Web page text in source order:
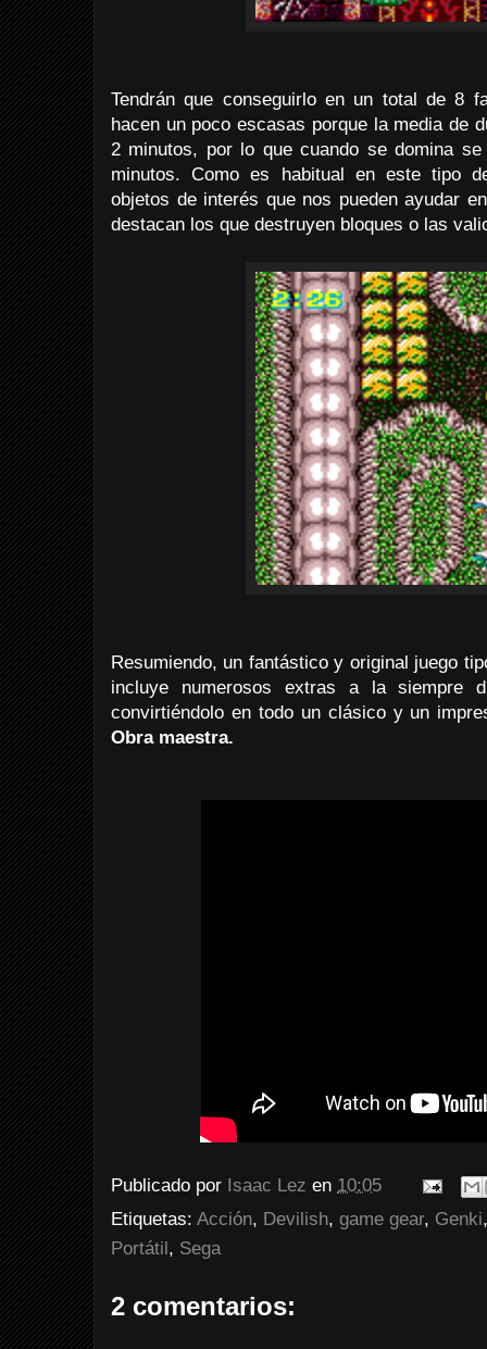
Tendrán que conseguirlo en un total de 8
hacen un poco escasas porque la media de
2 minutos, por lo que cuando se domina
minutos. Como es habitual en este tipo
objetos de interés que nos pueden ayudar
destacan los que destruyen bloques o las
Resumiendo, un fantástico y original juego
incluye numerosos extras a la siempre
convirtiéndolo en todo un clásico y un
Obra maestra.
Publicado por Isaac Lez en 10:05
Etiquetas: Acción, Devilish, game gear, Genki
Portátil, Sega
2 comentarios: